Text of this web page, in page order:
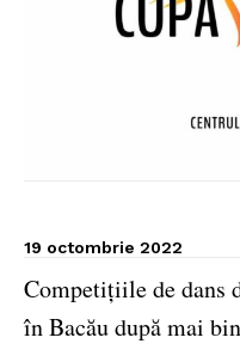
19 octombrie 2022
Competițiile de dans
în Bacău după mai